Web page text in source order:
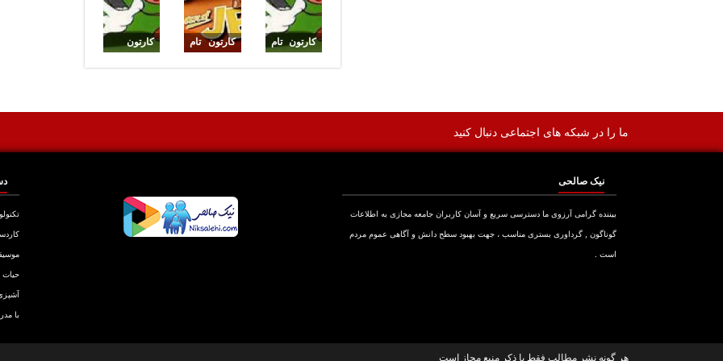
کارتون تام
کارتون تام
کارتون
ما را در شبکه های اجتماعی دنبال کنید
نیک صالحی
بیننده گرامی آرزوی ما دسترسی سریع و آسان کاربران جامعه مجازی به اطلاعات
گوناگون , گرداوری بستری مناسب ، جهت بهبود سطح دانش و آگاهی عموم مردم
است .
با
هر گونه نشر مطالب فقط با ذکر منبع مجاز است